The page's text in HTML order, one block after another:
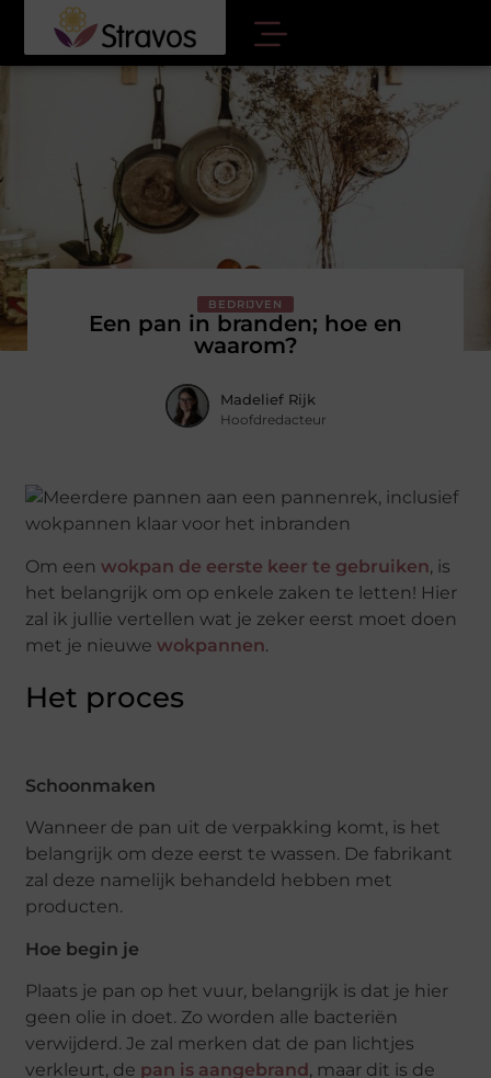
BEDRIJVEN
Een pan in branden; hoe en
waarom?
Madelief Rijk
Hoofdredacteur
Om eenwokpan de eerste keer te gebruiken, is
het belangrijk om op enkele zaken te letten! Hier
zal ik jullie vertellen wat je zeker eerst moet doen
met je nieuwewokpannen.
Het proces
Schoonmaken
Wanneer de pan uit de verpakking komt, is het
belangrijk om deze eerst te wassen. De fabrikant
zal deze namelijk behandeld hebben met
producten.
Hoe begin je
Plaats je pan op het vuur, belangrijk is dat je hier
geen olie in doet. Zo worden alle bacteriën
verwijderd. Je zal merken dat de pan lichtjes
verkleurt, de pan is aangebrand, maar dit is de